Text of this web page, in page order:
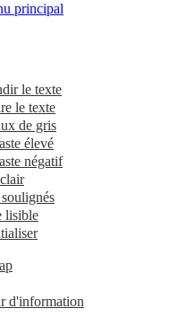
principal
le texte
le texte
de gris
élevé
négatif
lisible
d'information